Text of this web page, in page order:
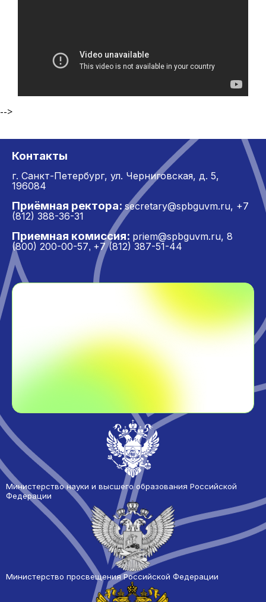
-->
Контакты
г. Санкт-Петербург, ул. Черниговская, д. 5,
196084
Приёмная ректора: secretary@spbguvm.ru, +7
(812) 388-36-31
Приемная комиссия: priem@spbguvm.ru, 8
(800) 200-00-57, +7 (812) 387-51-44
Министерство науки и высшего образования Российской
Федерации
Министерство просвещения Российской Федерации